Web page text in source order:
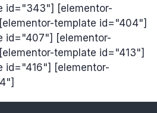
id="343"] [elementor-
template id="404"]
id="407"] [elementor-
template id="413"]
id="416"] [elementor-